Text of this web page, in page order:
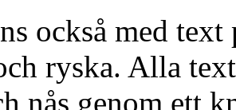
också med text
ryska. Alla
nås genom ett